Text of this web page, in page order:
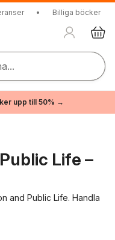
• Billiga böcker
upp till 50% →
Life –
and Public Life. Handla